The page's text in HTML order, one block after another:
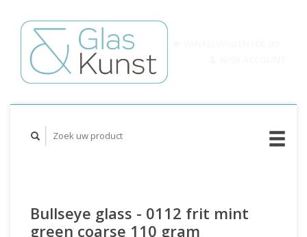
Bullseye glass - 0112 frit mint
green coarse 110 gram